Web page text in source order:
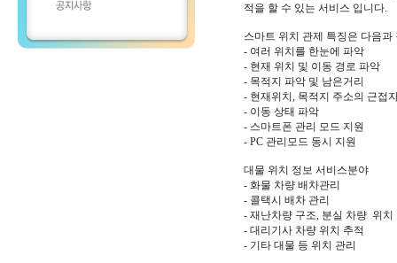
적을 할 수 있는 서비스 입니다.
스마트 위치 관제 특징은 다음과
- 여러 위치를 한눈에 파악
- 현재 위치 및 이동 경로 파악
- 목적지 파악 및 남은거리
- 현재위치, 목적지 주소의 근접
- 이동 상태 파악
- 스마트폰 관리 모드 지원
- PC 관리모드 동시 지원
대물 위치 정보 서비스분야
- 화물 차량 배차관리
- 콜택시 배차 관리
- 재난차량 구조, 분실 차량 위치
- 대리기사 차량 위치 추적
- 기타 대물 등 위치 관리